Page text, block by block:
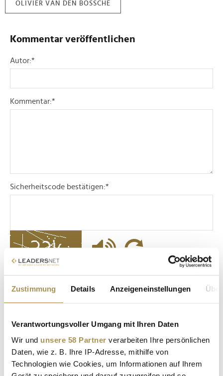
Zustimmung Details Anzeigeneinstellungen
Verantwortungsvoller Umgang mit Ihren Daten
Wir und unsere 58 Partner verarbeiten Ihre persönlichen
Daten, wie z. B. Ihre IP-Adresse, mithilfe von
Technologien wie Cookies, um Informationen auf Ihrem
OLIVIER VAN DEN BOSSCHE
Kommentar veröffentlichen
Autor:*
Kommentar:*
Sicherheitscode bestätigen:*
ABSENDEN
LAUTSCHALTEN